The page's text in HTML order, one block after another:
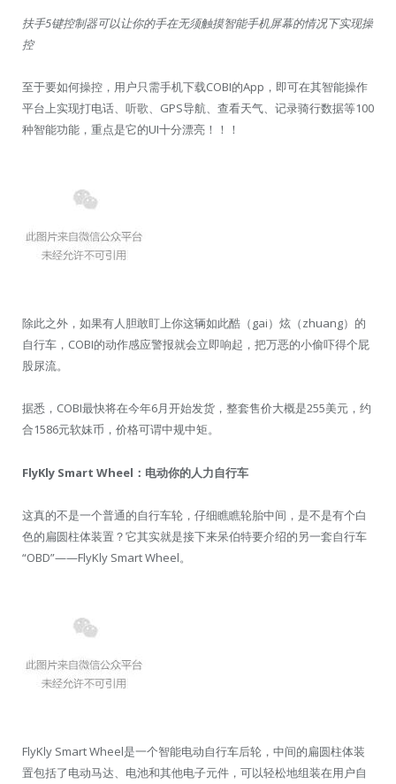
扶手5键控制器可以让你的手在无须触摸智能手机屏幕的情况下实现操
控
至于要如何操控，用户只需手机下载COBI的App，即可在其智能操作
平台上实现打电话、听歌、GPS导航、查看天气、记录骑行数据等100
种智能功能，重点是它的UI十分漂亮！！！
除此之外，如果有人胆敢盯上你这辆如此酷（gai）炫（zhuang）的
自行车，COBI的动作感应警报就会立即响起，把万恶的小偷吓得个屁
股尿流。
据悉，COBI最快将在今年6月开始发货，整套售价大概是255美元，约
合1586元软妹币，价格可谓中规中矩。
FlyKly Smart Wheel：电动你的人力自行车
这真的不是一个普通的自行车轮，仔细瞧瞧轮胎中间，是不是有个白
色的扁圆柱体装置？它其实就是接下来呆伯特要介绍的另一套自行车
“OBD”——FlyKly Smart Wheel。
FlyKly Smart Wheel是一个智能电动自行车后轮，中间的扁圆柱体装
置包括了电动马达、电池和其他电子元件，可以轻松地组装在用户自